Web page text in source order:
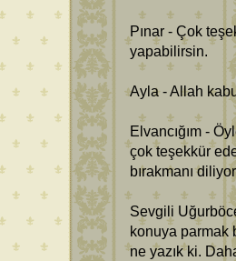
Pınar - Çok
yapabilirsin.
Ayla - Allah
Elvancığım -
çok teşekkür
bırakmanı
Sevgili
konuya parmak
ne yazık ki.